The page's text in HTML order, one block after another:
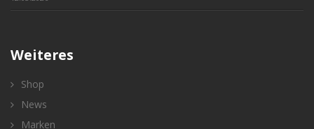
Weiteres
Shop
News
Marken